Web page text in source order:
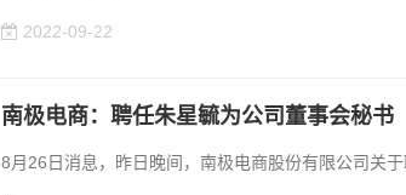
2022-09-22
南极电商：聘任朱星毓为公司董事会秘书
8月26日消息，昨日晚间，南极电商股份有限公司关